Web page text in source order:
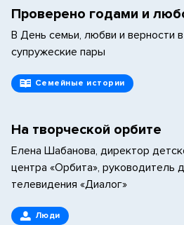
Проверено годами и
В День семьи, любви и верности
супружеские пары
Семейные истории
На творческой орбите
Елена Шабанова, директор
центра «Орбита», руководитель
телевидения «Диалог»
Люди